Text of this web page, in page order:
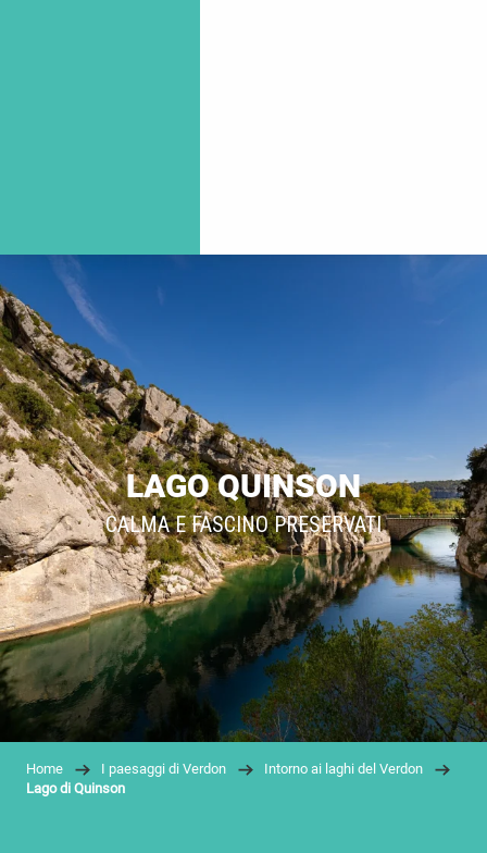
LAGO QUINSON
CALMA E FASCINO PRESERVATI
Home I paesaggi di Verdon
Intorno ai laghi del Verdon
Lago di Quinson